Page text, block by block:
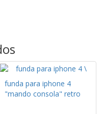
funda para iphone 4
"mando consola" retro